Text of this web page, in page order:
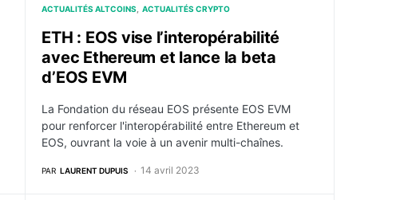
ACTUALITÉS ALTCOINS ACTUALITÉS CRYPTO
ETH : EOS vise l’interopérabilité
avec Ethereum et lance la beta
d’EOS EVM
La Fondation du réseau EOS présente EOS EVM
pour renforcer l'interopérabilité entre Ethereum et
EOS, ouvrant la voie à un avenir multi-chaînes.
PAR LAURENT DUPUIS 14 avril 2023